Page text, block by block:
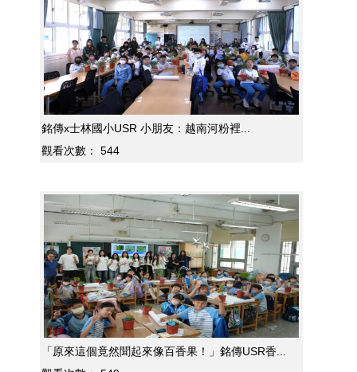
銘傳x士林國小USR 小朋友：越南河粉裡...
觀看次數：
544
「原來這個竟然聞起來像百香果！」銘傳USR香...